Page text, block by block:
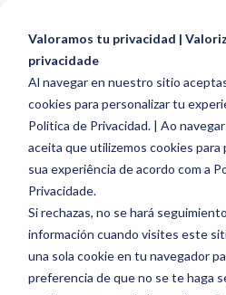
Valoramos tu privacidad |
privacidade
Al navegar en nuestro sitio
cookies para personalizar tu
Politica de Privacidad. | Ao
aceita que utilizemos cookies para
sua experiência de acordo com a
Privacidade.
Si rechazas, no se hará
información cuando visites este
una sola cookie en tu navegador
preferencia de que no se te haga
HR TOPICS
ROTATIVIDADE
IMPACTO,
E